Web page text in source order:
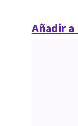
Añadir a